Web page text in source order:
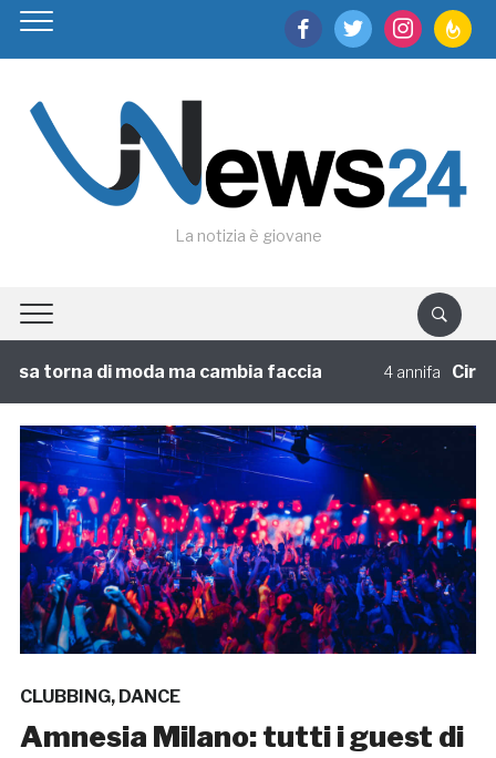
facebooktwitter instagram
La notizia è giovane
torna di moda ma cambia faccia 4 annifa
CLUBBING, DANCE
Amnesia Milano: tutti i guest di